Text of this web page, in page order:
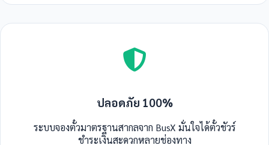
ปลอดภัย 100%
ระบบจองตั๋วมาตรฐานสากลจาก BusX มั่นใจได้ตั๋วชัวร์
ชำระเงินสะดวกหลายช่องทาง